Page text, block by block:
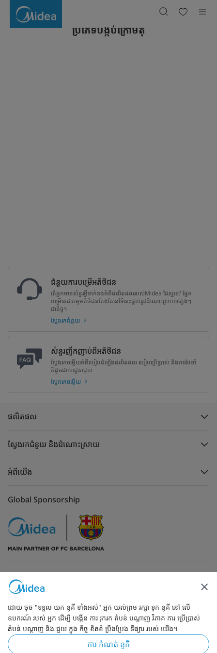
ប្រភេទបង្កប់ក្រោមតុ
ជំនួយការបម្រើអតិថិជន
តើអ្នកមានសំនួរអ្វីទាក់ទងអំពីផលិតផលរបស់Midea ដែរឬទេ? ផ្នែក
បម្រើសេវាកម្មអតិថិជនតែងតែនៅទីនេះផ្តល់នូវដំណោះស្រាយផ្សេងៗ
ជានិច្ច។
ស្វែងរកជំនួយ
សំនួរញឹកញាប់ពីអតិថិជន
ស្វែងរកចម្លើយអំពីរបៀបដំឡើងផលិតផល របៀបប្រើប្រាស់ និងការថែទាំ
ក៏ដូចជាការជួសជុល
ស្វែករកចម្លើយ
ផលិតផល
ស្វែងរកជំនួយ និងដំណោះស្រាយ
អំពីយើង
Global Sponsorship
ទំនាក់ទំនងមកកាន់យើង
Simply ideal
ដោយ ចុច "ទទួល យក ខូគី ទាំងអស់" អ្នក យល់ព្រម រក្សា ទុក ខូគី នៅ លើ
ឧបករណ៍ របស់ អ្នក ដើម្បី បង្កើន ការ រុករក តំបន់ បណ្ដាញ វិភាគ ការ ប្រើប្រាស់
តំបន់ បណ្ដាញ និង ជួយ ក្នុង កិច្ច ខិតខំ ប្រឹងប្រែង ទីផ្សារ របស់ យើង។
ការ កំណត់ ខូគី